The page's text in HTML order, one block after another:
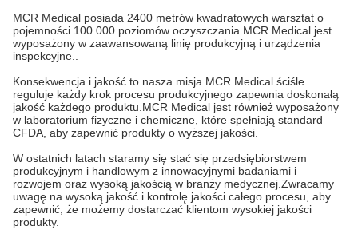
MCR Medical posiada 2400 metrów kwadratowych warsztat o
pojemności 100 000 poziomów oczyszczania.MCR Medical jest
wyposażony w zaawansowaną linię produkcyjną i urządzenia
inspekcyjne..
Konsekwencja i jakość to nasza misja.MCR Medical ściśle
reguluje każdy krok procesu produkcyjnego zapewnia doskonałą
jakość każdego produktu.MCR Medical jest również wyposażony
w laboratorium fizyczne i chemiczne, które spełniają standard
CFDA, aby zapewnić produkty o wyższej jakości.
W ostatnich latach staramy się stać się przedsiębiorstwem
produkcyjnym i handlowym z innowacyjnymi badaniami i
rozwojem oraz wysoką jakością w branży medycznej.Zwracamy
uwagę na wysoką jakość i kontrolę jakości całego procesu, aby
zapewnić, że możemy dostarczać klientom wysokiej jakości
produkty.